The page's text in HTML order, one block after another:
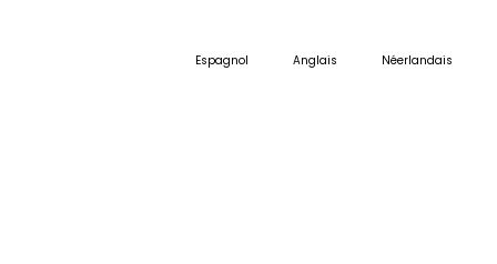
Espagnol Anglais Néerlandais